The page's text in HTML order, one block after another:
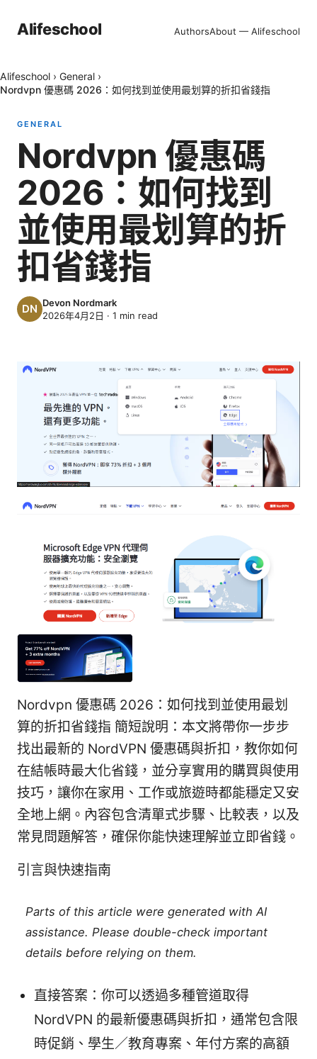
Alifeschool AuthorsAbout — Alifeschool
Alifeschool › General ›
Nordvpn 優惠碼 2026：如何找到並使用最划算的折扣省錢指
GENERAL
Nordvpn 優惠碼
2026：如何找到
並使用最划算的折
扣省錢指
Devon Nordmark
2026年4月2日 · 1 min read
Nordvpn 優惠碼 2026：如何找到並使用最划
算的折扣省錢指 簡短說明：本文將帶你一步步
找出最新的 NordVPN 優惠碼與折扣，教你如何
在結帳時最大化省錢，並分享實用的購買與使用
技巧，讓你在家用、工作或旅遊時都能穩定又安
全地上網。內容包含清單式步驟、比較表，以及
常見問題解答，確保你能快速理解並立即省錢。
引言與快速指南
Parts of this article were generated with AI
assistance. Please double-check important
details before relying on them.
直接答案：你可以透過多種管道取得
NordVPN 的最新優惠碼與折扣，通常包含限
時促銷、學生／教育專案、年付方案的高額